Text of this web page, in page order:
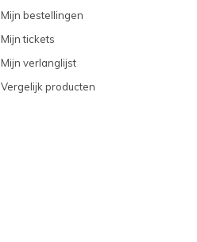
Mijn bestellingen
Mijn tickets
Mijn verlanglijst
Vergelijk producten